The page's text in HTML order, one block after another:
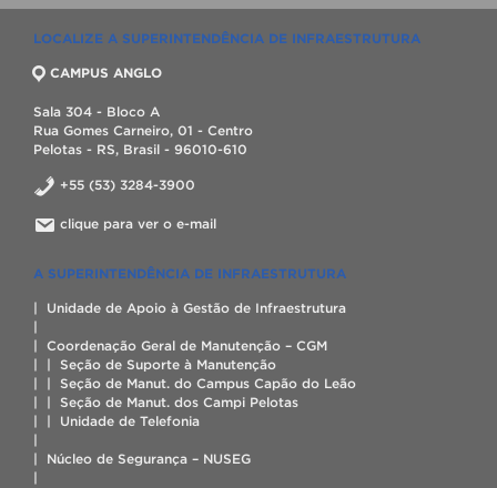
LOCALIZE A SUPERINTENDÊNCIA DE INFRAESTRUTURA
CAMPUS ANGLO
Sala 304 - Bloco A
Rua Gomes Carneiro, 01 - Centro
Pelotas - RS, Brasil - 96010-610
+55 (53) 3284-3900
clique para ver o e-mail
A SUPERINTENDÊNCIA DE INFRAESTRUTURA
| Unidade de Apoio à Gestão de Infraestrutura
|
| Coordenação Geral de Manutenção – CGM
| | Seção de Suporte à Manutenção
| | Seção de Manut. do Campus Capão do Leão
| | Seção de Manut. dos Campi Pelotas
| | Unidade de Telefonia
|
| Núcleo de Segurança – NUSEG
|